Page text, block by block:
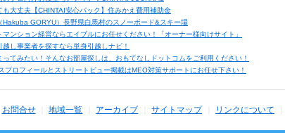
も大丈夫【CHINTAI安心パック】住みかえ費用補助金
Hakuba GORYU）長野県白馬村のスノーボード&スキー場
ンション経営ならエイブルにお任せください！「オーナー様向けサイト」
し事業者を探すなら単身引越しナビ！
ってみたい！そんなお部屋探しは、おもてなしドットコムをご利用ください！
プロフィールとストリートビュー掲載はMEO対策サポートにお任せ下さい！
お問合せ 地域一覧 アーカイブ サイトマップ リンクについて